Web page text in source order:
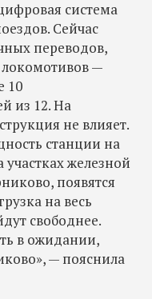
система
Сейчас
переводов,
локомотивов —
10
из 12. На
не влияет.
станции на
участках железной
появятся
на весь
свободнее.
в ожидании,
— пояснила